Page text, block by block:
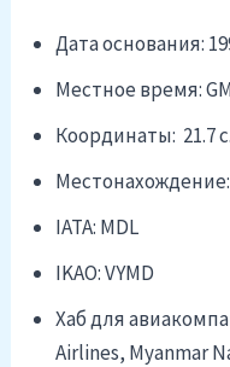
Дата основания:
Местное время:
Координаты: 21.7
IATA: MDL
IKAO: VYMD
Хаб для
Airlines, Myanmar